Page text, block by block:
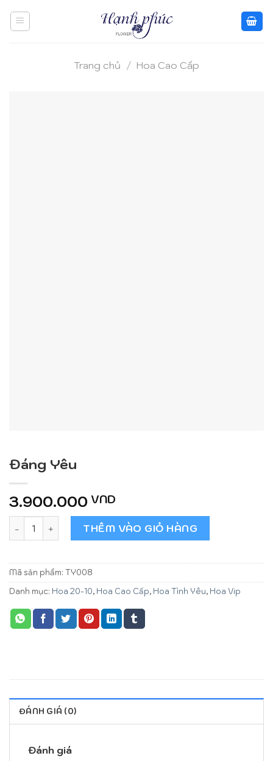
Trang chủ / Hoa Cao Cấp
Đáng Yêu
3.900.000 VND
Đáng Yêu số lượngTHÊM VÀO GIỎ HÀNG
Mã sản phẩm: TY008
Danh mục: Hoa 20-10, Hoa Cao Cấp, Hoa Tình Yêu, Hoa Vip
ĐÁNH GIÁ (0)
Đánh giá